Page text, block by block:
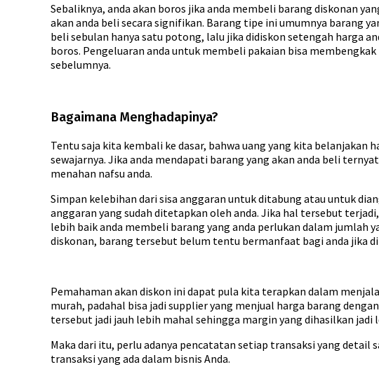
Sebaliknya, anda akan boros jika anda membeli barang diskonan
akan anda beli secara signifikan. Barang tipe ini umumnya barang
beli sebulan hanya satu potong, lalu jika didiskon setengah harga
boros. Pengeluaran anda untuk membeli pakaian bisa
sebelumnya.
Bagaimana Menghadapinya?
Tentu saja kita kembali ke dasar, bahwa uang yang kita
sewajarnya. Jika anda mendapati barang yang akan anda beli
menahan nafsu anda.
Simpan kelebihan dari sisa anggaran untuk ditabung atau untuk
anggaran yang sudah ditetapkan oleh anda. Jika hal tersebut
lebih baik anda membeli barang yang anda perlukan dalam jumlah
diskonan, barang tersebut belum tentu bermanfaat bagi anda jika
Pemahaman akan diskon ini dapat pula kita terapkan dalam
murah, padahal bisa jadi supplier yang menjual harga barang
tersebut jadi jauh lebih mahal sehingga margin yang dihasilkan jadi
Maka dari itu, perlu adanya pencatatan setiap transaksi yang detail
transaksi yang ada dalam bisnis Anda.